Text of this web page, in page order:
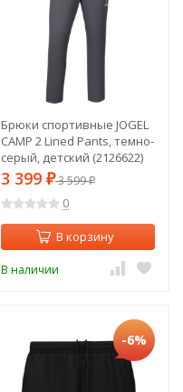
Брюки спортивные JOGEL
CAMP 2 Lined Pants, темно-
серый, детский (2126622)
3 399 ₽3 599₽
0
В корзину
В наличии
-6%